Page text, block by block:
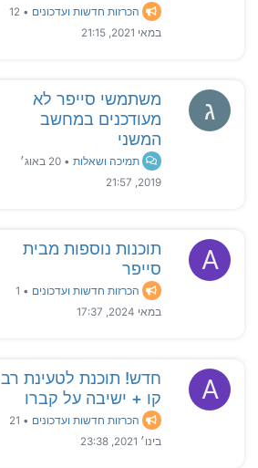
הכרזות חדשות ועדכונים •
12
במאי 2021, 21:15
ג
משתמשי סייפר לא
מעודכנים במחשב
המשני
תמיכה ושאלות •
20 באוג׳
2019, 21:57
A
תוכנות נוספות מבית
סייפר
הכרזות חדשות ועדכונים •
1
במאי 2024, 17:37
A
חדש! תוכנת לטעינת רב
קו + ישיבה על קברו
הכרזות חדשות ועדכונים •
21
בינו׳ 2021, 23:38